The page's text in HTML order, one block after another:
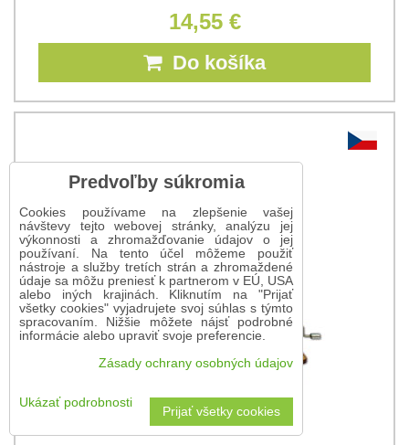
14,55 €
Do košíka
Predvoľby súkromia
Cookies používame na zlepšenie vašej
návštevy tejto webovej stránky, analýzu jej
výkonnosti a zhromažďovanie údajov o jej
používaní. Na tento účel môžeme použiť
nástroje a služby tretích strán a zhromaždené
údaje sa môžu preniesť k partnerom v EÚ, USA
alebo iných krajinách. Kliknutím na "Prijať
všetky cookies" vyjadrujete svoj súhlas s týmto
spracovaním. Nižšie môžete nájsť podrobné
informácie alebo upraviť svoje preferencie.
Zásady ochrany osobných údajov
Ukázať podrobnosti
Prijať všetky cookies